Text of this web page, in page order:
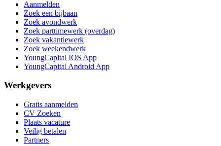
Aanmelden
Zoek een bijbaan
Zoek avondwerk
Zoek parttimewerk (overdag)
Zoek vakantiewerk
Zoek weekendwerk
YoungCapital IOS App
YoungCapital Android App
Werkgevers
Gratis aanmelden
CV Zoeken
Plaats vacature
Veilig betalen
Partners